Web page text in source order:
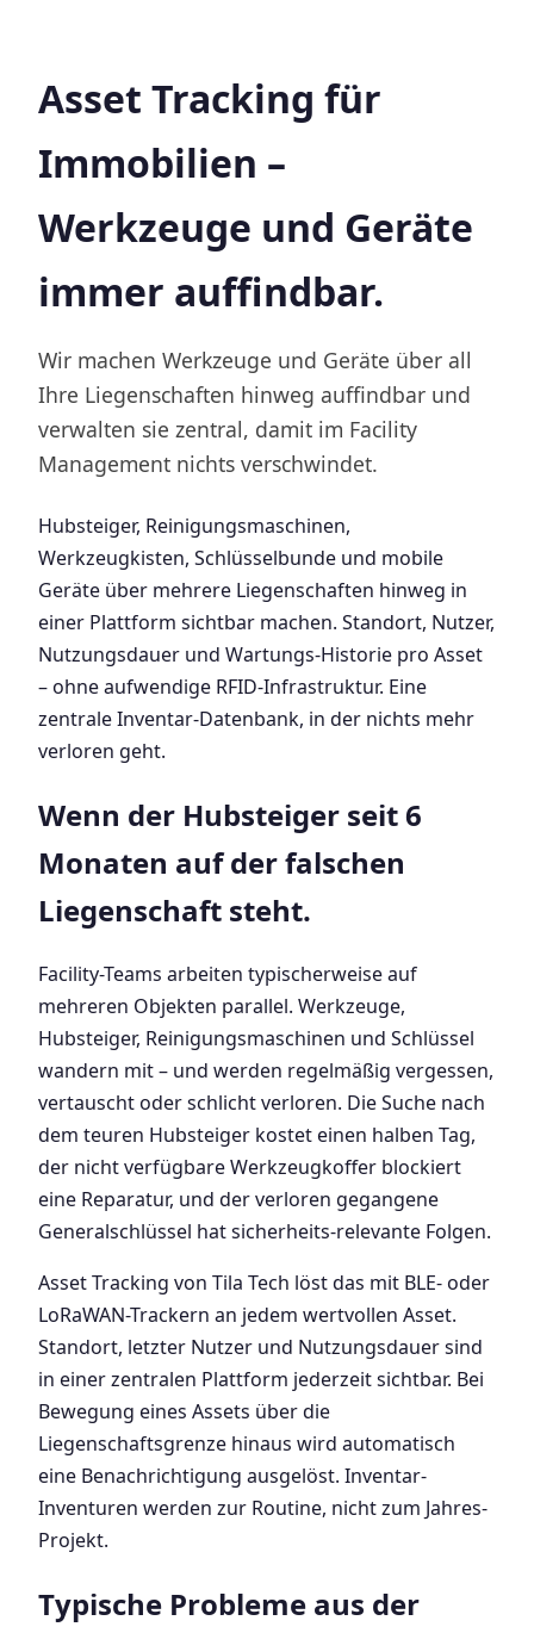
Asset Tracking für
Immobilien –
Werkzeuge und Geräte
immer auffindbar.
Wir machen Werkzeuge und Geräte über all
Ihre Liegenschaften hinweg auffindbar und
verwalten sie zentral, damit im Facility
Management nichts verschwindet.
Hubsteiger, Reinigungsmaschinen,
Werkzeugkisten, Schlüsselbunde und mobile
Geräte über mehrere Liegenschaften hinweg in
einer Plattform sichtbar machen. Standort, Nutzer,
Nutzungsdauer und Wartungs-Historie pro Asset
– ohne aufwendige RFID-Infrastruktur. Eine
zentrale Inventar-Datenbank, in der nichts mehr
verloren geht.
Wenn der Hubsteiger seit 6
Monaten auf der falschen
Liegenschaft steht.
Facility-Teams arbeiten typischerweise auf
mehreren Objekten parallel. Werkzeuge,
Hubsteiger, Reinigungsmaschinen und Schlüssel
wandern mit – und werden regelmäßig vergessen,
vertauscht oder schlicht verloren. Die Suche nach
dem teuren Hubsteiger kostet einen halben Tag,
der nicht verfügbare Werkzeugkoffer blockiert
eine Reparatur, und der verloren gegangene
Generalschlüssel hat sicherheits-relevante Folgen.
Asset Tracking von Tila Tech löst das mit BLE- oder
LoRaWAN-Trackern an jedem wertvollen Asset.
Standort, letzter Nutzer und Nutzungsdauer sind
in einer zentralen Plattform jederzeit sichtbar. Bei
Bewegung eines Assets über die
Liegenschaftsgrenze hinaus wird automatisch
eine Benachrichtigung ausgelöst. Inventar-
Inventuren werden zur Routine, nicht zum Jahres-
Projekt.
Typische Probleme aus der